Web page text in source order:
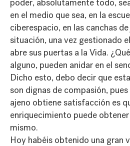
poder, absolutamente todo,
en el medio que sea, en la
ciberespacio, en las canchas
situación, una vez gestionado
abre sus puertas a la Vida.
alguno, pueden anidar en el
Dicho esto, debo decir que
son dignas de compasión,
ajeno obtiene satisfacción es
enriquecimiento puede
mismo.
Hoy habéis obtenido una gran